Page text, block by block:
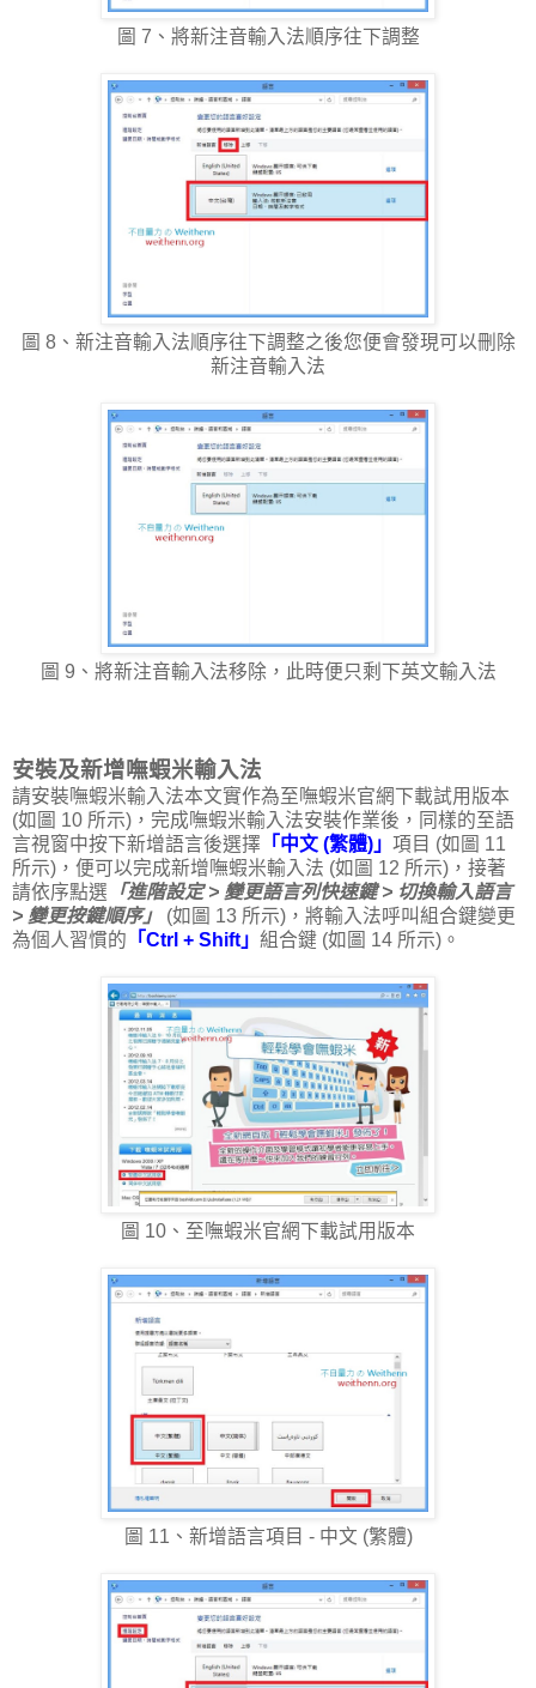
圖 7、將新注音輸入法順序往下調整
圖 8、新注音輸入法順序往下調整之後您便會發現可以刪除
新注音輸入法
圖 9、將新注音輸入法移除，此時便只剩下英文輸入法
安裝及新增嘸蝦米輸入法
請安裝嘸蝦米輸入法本文實作為至嘸蝦米官網下載試用版本
(如圖 10 所示)，完成嘸蝦米輸入法安裝作業後，同樣的至語
言視窗中按下新增語言後選擇 「中文 (繁體)」 項目 (如圖 11
所示)，便可以完成新增嘸蝦米輸入法 (如圖 12 所示)，接著
請依序點選 「進階設定 > 變更語言列快速鍵 > 切換輸入語言
> 變更按鍵順序」
(如圖 13 所示)，將輸入法呼叫組合鍵變更
為個人習慣的 「Ctrl + Shift」 組合鍵 (如圖 14 所示)。
圖 10、至嘸蝦米官網下載試用版本
圖 11、新增語言項目 - 中文 (繁體)